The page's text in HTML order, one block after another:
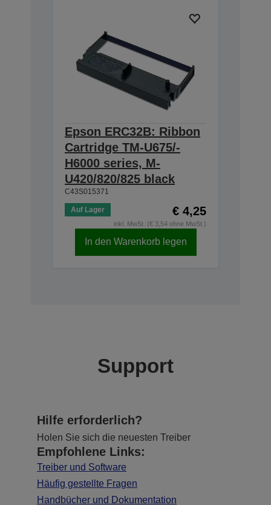
Epson ERC32B: Ribbon
Cartridge TM-U675/-
H6000 series, M-
U420/820/825 black
C43S015371
Auf Lager € 4,25
inkl. MwSt. (€ 3,54 ohne MwSt.)
In den Warenkorb legen
Support
Hilfe erforderlich?
Holen Sie sich die neuesten Treiber
Empfohlene Links:
Treiber und Software
Häufig gestellte Fragen
Handbücher und Dokumentation